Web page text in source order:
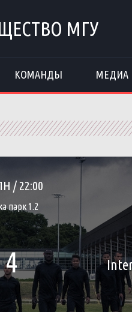
МГУ
КОМАНДЫ МЕДИА
/ 22:00
парк 1.2